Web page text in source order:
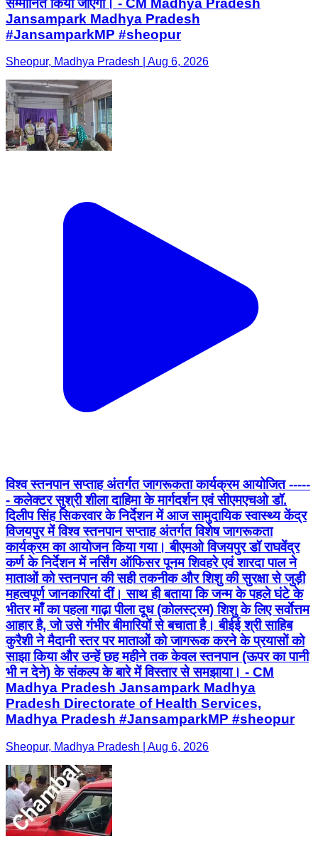
Jansampark Madhya Pradesh
#JansamparkMP #sheopur
Sheopur, Madhya Pradesh | Aug 6, 2026
विश्व स्तनपान सप्ताह अंतर्गत जागरूकता कार्यक्रम आयोजित -----
- कलेक्टर सुश्री शीला दाहिमा के मार्गदर्शन एवं सीएमएचओ डॉ.
दिलीप सिंह सिकरवार के निर्देशन में आज सामुदायिक स्वास्थ्य केंद्र
विजयपुर में विश्व स्तनपान सप्ताह अंतर्गत विशेष जागरूकता
कार्यक्रम का आयोजन किया गया। बीएमओ विजयपुर डॉ राघवेंद्र
कर्ण के निर्देशन में नर्सिंग ऑफिसर पूनम शिवहरे एवं शारदा पाल ने
माताओं को स्तनपान की सही तकनीक और शिशु की सुरक्षा से जुड़ी
महत्वपूर्ण जानकारियां दीं। साथ ही बताया कि जन्म के पहले घंटे के
भीतर माँ का पहला गाढ़ा पीला दूध (कोलस्ट्रम) शिशु के लिए सर्वाेत्तम
आहार है, जो उसे गंभीर बीमारियों से बचाता है। बीईई श्री साहिब
कुरैशी ने मैदानी स्तर पर माताओं को जागरूक करने के प्रयासों को
साझा किया और उन्हें छह महीने तक केवल स्तनपान (ऊपर का पानी
भी न देने) के संकल्प के बारे में विस्तार से समझाया। - CM
Madhya Pradesh Jansampark Madhya
Pradesh Directorate of Health Services,
Madhya Pradesh #JansamparkMP #sheopur
Sheopur, Madhya Pradesh | Aug 6, 2026